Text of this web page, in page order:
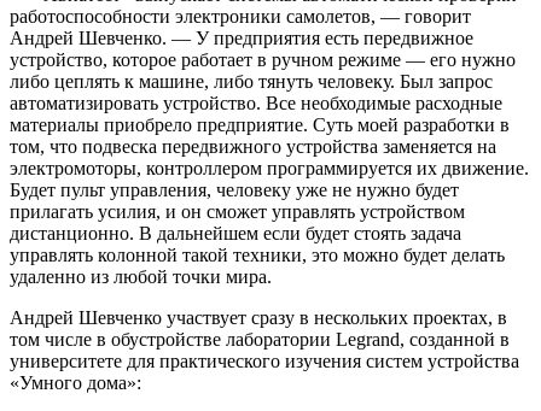
работоспособности электроники самолетов, — говорит
Андрей Шевченко. — У предприятия есть передвижное
устройство, которое работает в ручном режиме — его нужно
либо цеплять к машине, либо тянуть человеку. Был запрос
автоматизировать устройство. Все необходимые расходные
материалы приобрело предприятие. Суть моей разработки в
том, что подвеска передвижного устройства заменяется на
электромоторы, контроллером программируется их движение.
Будет пульт управления, человеку уже не нужно будет
прилагать усилия, и он сможет управлять устройством
дистанционно. В дальнейшем если будет стоять задача
управлять колонной такой техники, это можно будет делать
удаленно из любой точки мира.
Андрей Шевченко участвует сразу в нескольких проектах, в
том числе в обустройстве лаборатории Legrand, созданной в
университете для практического изучения систем устройства
«Умного дома»: